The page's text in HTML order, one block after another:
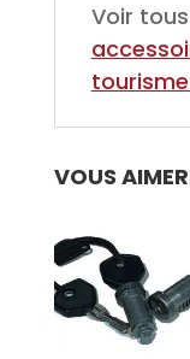
Voir
VOUS